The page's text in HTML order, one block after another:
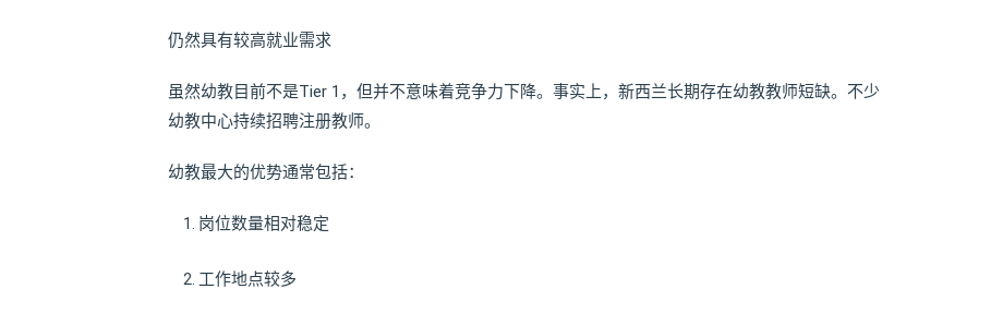
仍然具有较高就业需求
虽然幼教目前不是Tier 1，但并不意味着竞争力下降。事实上，新西兰长期存在幼教教师短缺。不少
幼教中心持续招聘注册教师。
幼教最大的优势通常包括：
岗位数量相对稳定
工作地点较多